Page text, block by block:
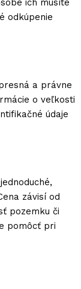
ich musíte
odkúpenie
a právne
o veľkosti
údaje
závisí od
pozemku či
pomôcť pri